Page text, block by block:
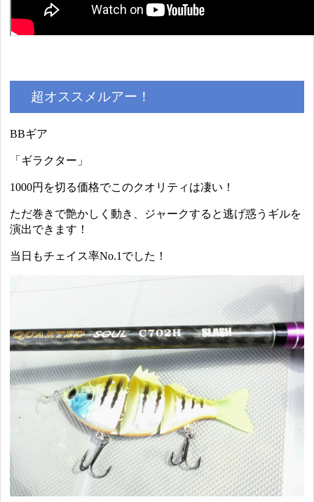
超オススメルアー！
BBギア
「ギラクター」
1000円を切る価格でこのクオリティは凄い！
ただ巻きで艶かしく動き、ジャークすると逃げ惑うギルを
演出できます！
当日もチェイス率No.1でした！